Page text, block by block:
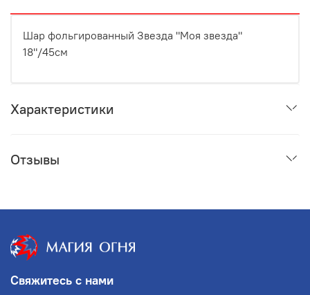
Шар фольгированный Звезда "Моя звезда"
18"/45см
Характеристики
Отзывы
Свяжитесь с нами